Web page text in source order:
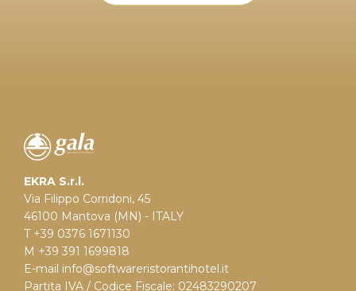
EKRA S.r.l.
Via Filippo Corridoni, 45
46100 Mantova (MN) - ITALY
T +39 0376 1671130
M +39 391 1699818
E-mail info@softwareristorantihotel.it
Partita IVA / Codice Fiscale: 02483290207